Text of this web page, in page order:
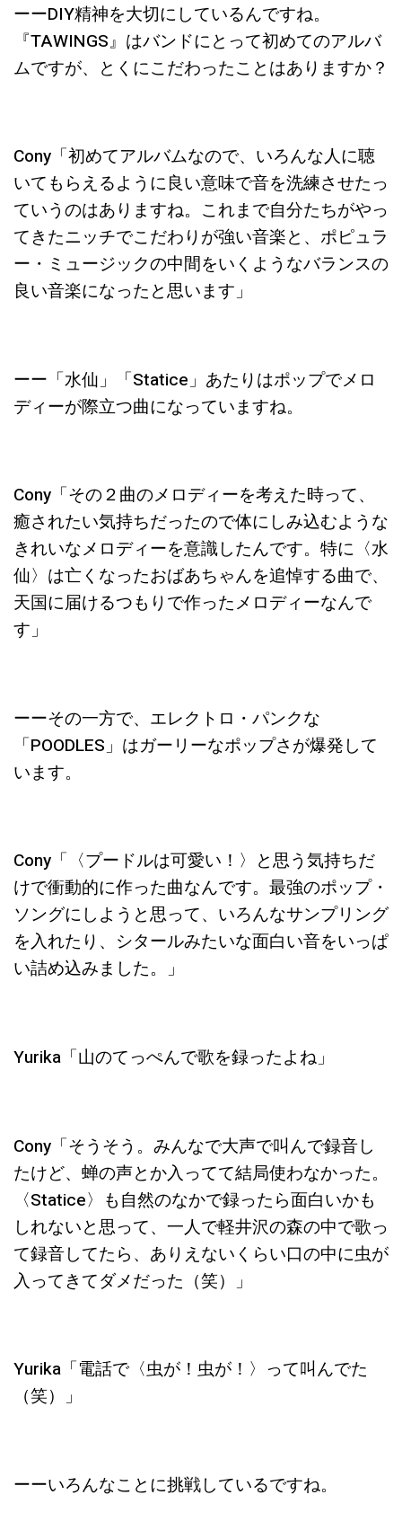
ーーDIY精神を大切にしているんですね。
『TAWINGS』はバンドにとって初めてのアルバ
ムですが、とくにこだわったことはありますか？
Cony「初めてアルバムなので、いろんな人に聴
いてもらえるように良い意味で音を洗練させたっ
ていうのはありますね。これまで自分たちがやっ
てきたニッチでこだわりが強い音楽と、ポピュラ
ー・ミュージックの中間をいくようなバランスの
良い音楽になったと思います」
ーー「水仙」「Statice」あたりはポップでメロ
ディーが際立つ曲になっていますね。
Cony「その２曲のメロディーを考えた時って、
癒されたい気持ちだったので体にしみ込むような
きれいなメロディーを意識したんです。特に〈水
仙〉は亡くなったおばあちゃんを追悼する曲で、
天国に届けるつもりで作ったメロディーなんで
す」
ーーその一方で、エレクトロ・パンクな
「POODLES」はガーリーなポップさが爆発して
います。
Cony「〈プードルは可愛い！ 〉 と思う気持ちだ
けで衝動的に作った曲なんです。最強のポップ・
ソングにしようと思って、いろんなサンプリング
を入れたり、シタールみたいな面白い音をいっぱ
い詰め込みました。」
Yurika「山のてっぺんで歌を録ったよね」
Cony「そうそう。みんなで大声で叫んで録音し
たけど、蝉の声とか入ってて結局使わなかった。
〈Statice〉も自然のなかで録ったら面白いかも
しれないと思って、一人で軽井沢の森の中で歌っ
て録音してたら、ありえないくらい口の中に虫が
入ってきてダメだった（笑）」
Yurika「電話で〈虫が！虫が！〉って叫んでた
（笑）」
ーーいろんなことに挑戦しているですね。